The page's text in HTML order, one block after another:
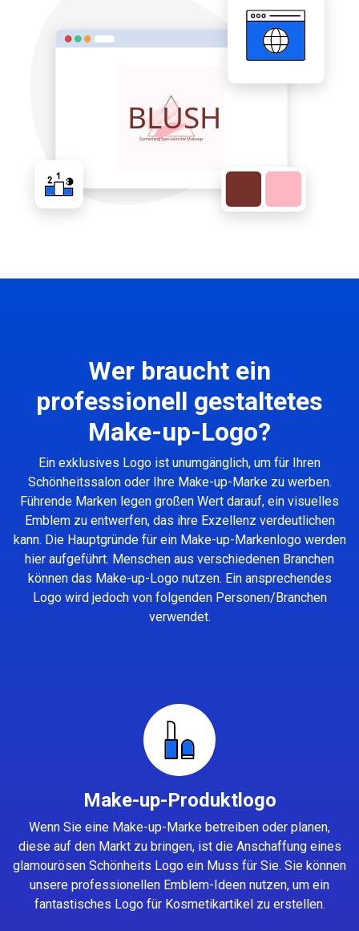
Wer braucht ein
professionell gestaltetes
Make-up-Logo?
Ein exklusives Logo ist unumgänglich, um für Ihren
Schönheitssalon oder Ihre Make-up-Marke zu werben.
Führende Marken legen großen Wert darauf, ein visuelles
Emblem zu entwerfen, das ihre Exzellenz verdeutlichen
kann. Die Hauptgründe für ein Make-up-Markenlogo werden
hier aufgeführt. Menschen aus verschiedenen Branchen
können das Make-up-Logo nutzen. Ein ansprechendes
Logo wird jedoch von folgenden Personen/Branchen
verwendet.
Make-up-Produktlogo
Wenn Sie eine Make-up-Marke betreiben oder planen,
diese auf den Markt zu bringen, ist die Anschaffung eines
glamourösen Schönheits Logo ein Muss für Sie. Sie können
unsere professionellen Emblem-Ideen nutzen, um ein
fantastisches Logo für Kosmetikartikel zu erstellen.